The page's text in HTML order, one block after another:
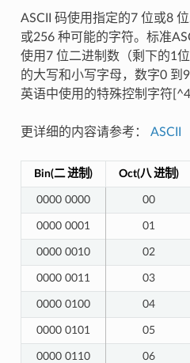
ASCII 码使用指定的7 位或8
或256 种可能的字符。标准
使用7 位二进制数（剩下的1
的大写和小写字母，数字0 到
英语中使用的特殊控制字符
更详细的内容请参考： ASCII
Bin(二 进制) Oct(八 进制)
0000 0000 00
0000 0001 01
0000 0010 02
0000 0011 03
0000 0100 04
0000 0101 05
0000 0110 06